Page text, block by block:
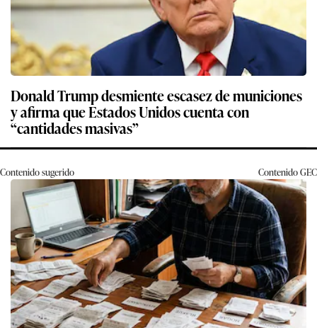
Donald Trump desmiente escasez de municiones
y afirma que Estados Unidos cuenta con
“cantidades masivas”
Contenido sugerido ContenidoGEC